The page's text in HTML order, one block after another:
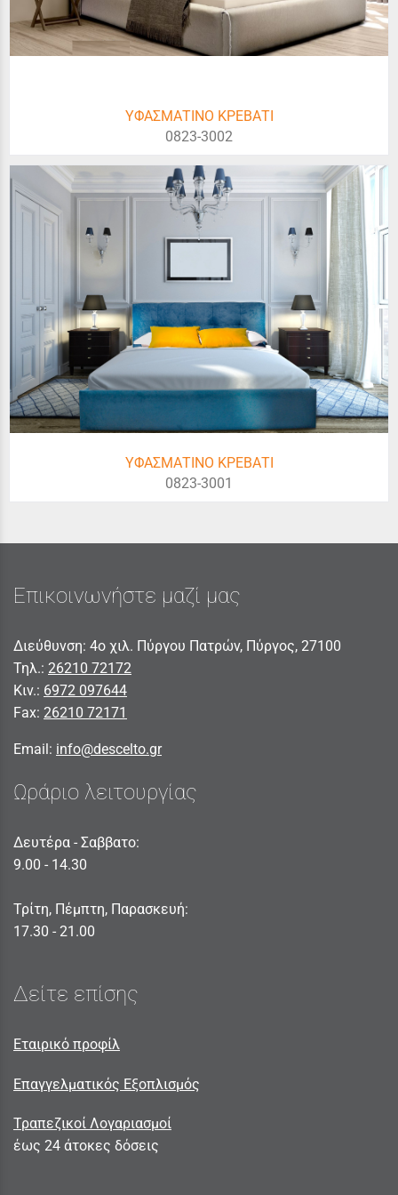
ΥΦΑΣΜΑΤΙΝΟ ΚΡΕΒΑΤΙ
0823-3002
ΥΦΑΣΜΑΤΙΝΟ ΚΡΕΒΑΤΙ
0823-3001
Επικοινωνήστε μαζί μας
Διεύθυνση: 4ο χιλ. Πύργου Πατρών, Πύργος, 27100
Τηλ.: 26210 72172
Κιν.: 6972 097644
Fax: 26210 72171
Email: info@descelto.gr
Ωράριο λειτουργίας
Δευτέρα - Σαββατο:
9.00 - 14.30
Τρίτη, Πέμπτη, Παρασκευή:
17.30 - 21.00
Δείτε επίσης
Εταιρικό προφίλ
Επαγγελματικός Εξοπλισμός
Τραπεζικοί Λογαριασμοί
έως 24 άτοκες δόσεις